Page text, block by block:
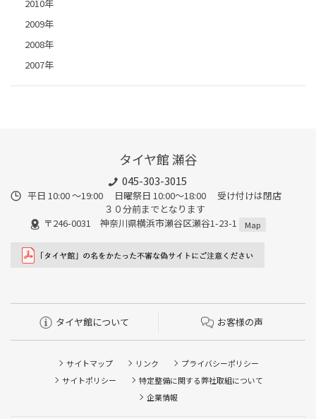
2010年
2009年
2008年
2007年
タイヤ館 瀬谷
045-303-3015
平日 10:00 ～19:00 日曜祭日 10:00～18:00 受け付けは閉店
３０分前までとなります
〒246-0031 神奈川県横浜市瀬谷区瀬谷1-23-1
Map
タイヤ館について お客様の声
サイトマップ リンク
プライバシーポリシー
サイトポリシー
特定整備に関する弊社取組について
企業情報